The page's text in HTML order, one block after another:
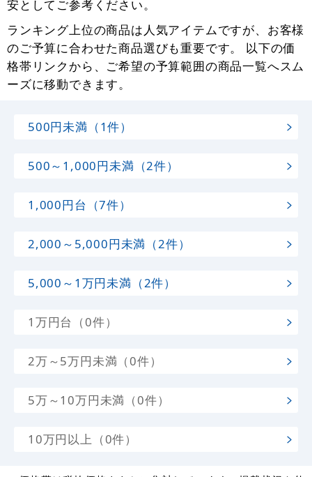
安としてご参考ください。
ランキング上位の商品は人気アイテムですが、お客様
のご予算に合わせた商品選びも重要です。 以下の価
格帯リンクから、ご希望の予算範囲の商品一覧へスム
ーズに移動できます。
500円未満（1件）
500～1,000円未満（2件）
1,000円台（7件）
2,000～5,000円未満（2件）
5,000～1万円未満（2件）
1万円台（0件）
2万～5万円未満（0件）
5万～10万円未満（0件）
10万円以上（0件）